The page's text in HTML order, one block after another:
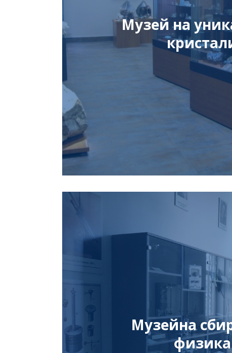
Музей на
Музейна
физика